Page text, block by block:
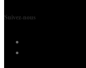
Suivez-nous